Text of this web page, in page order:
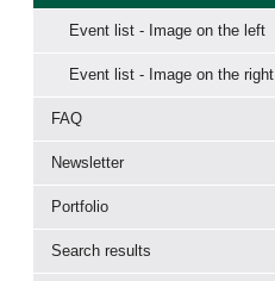
Event list - Image on the left
Event list - Image on the right
FAQ
Newsletter
Portfolio
Search results